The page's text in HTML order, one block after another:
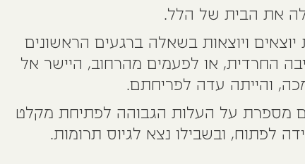
את הבית של הלל.
ויוצאות בשאלה ברגעים הראשונים
החרדית, או לפעמים מהרחוב, היישר אל
והייתה עדה לפריחתם.
מספרת על העלות הגבוהה לפתיחת מקלט
לפתוח, ובשבילו נצא לגיוס תרומות.